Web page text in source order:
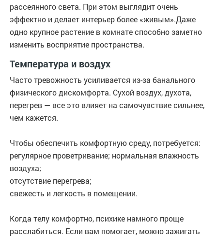
рассеянного света. При этом выглядит очень
эффектно и делает интерьер более «живым».Даже
одно крупное растение в комнате способно заметно
изменить восприятие пространства.
Температура и воздух
Часто тревожность усиливается из-за банального
физического дискомфорта. Сухой воздух, духота,
перегрев — все это влияет на самочувствие сильнее,
чем кажется.
Чтобы обеспечить комфортную среду, потребуется:
регулярное проветривание; нормальная влажность
воздуха;
отсутствие перегрева;
свежесть и легкость в помещении.
Когда телу комфортно, психике намного проще
расслабиться. Если вам помогает, можно зажигать